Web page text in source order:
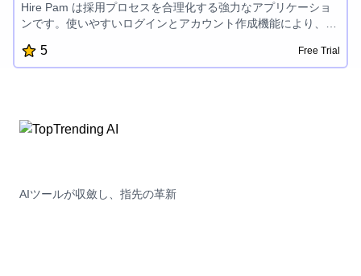
Hire Pam は採用プロセスを合理化する強力なアプリケーショ
ンです。使いやすいログインとアカウント作成機能により、ユ
ながることができます。アプリの洗練されたインターフェイス
とユーザーフレンドリーなデザインは、雇用機会を最大限に活
5 Free Trial
AIツールが収斂し、指先の革新